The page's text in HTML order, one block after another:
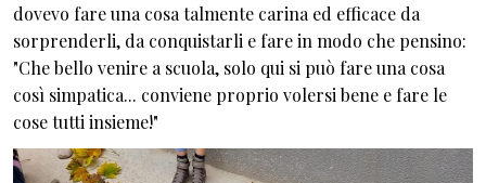
dovevo fare una cosa talmente carina ed efficace da
sorprenderli, da conquistarli e fare in modo che pensino:
"Che bello venire a scuola, solo qui si può fare una cosa
così simpatica... conviene proprio volersi bene e fare le
cose tutti insieme!"